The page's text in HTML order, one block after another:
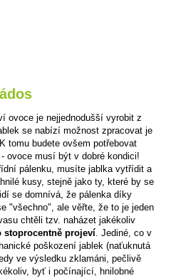
ovoce je nejjednodušší vyrobit z
se nabízí možnost zpracovat je
tomu budete ovšem potřebovat
ovoce musí být v dobré kondici!
pálenku, musíte jablka vytřídit a
kusy, stejně jako ty, které by se
se domnívá, že pálenka díky
"všechno", ale věřte, že to je jeden
chtěli tzv. naházet jakékoliv
stoprocentně projeví. Jediné, co v
poškození jablek (naťuknutá
ve výsledku zklamáni, pečlivě
byť i počínající, hnilobné